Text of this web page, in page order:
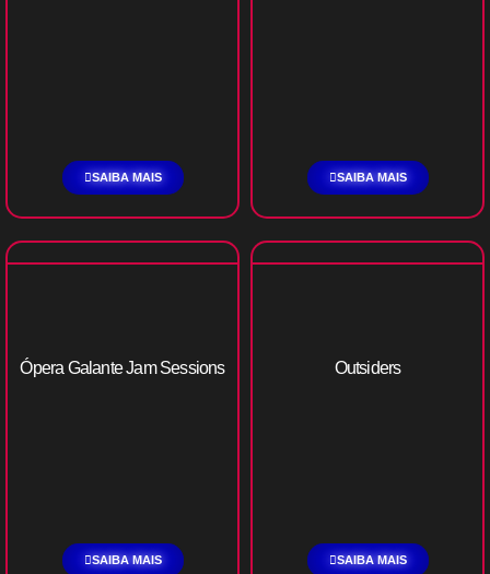
SAIBA MAIS SAIBA MAIS
Ópera Galante Jam Sessions
SAIBA MAIS
Outsiders
SAIBA MAIS